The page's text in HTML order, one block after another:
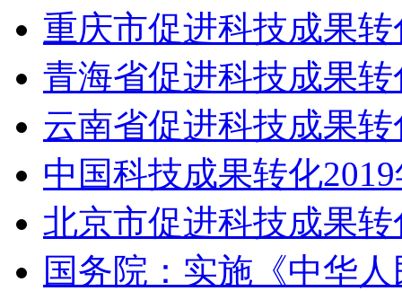
重庆市促进科技成果
青海省促进科技成果
云南省促进科技成果
中国科技成果转化
北京市促进科技成果
国务院：实施《中华